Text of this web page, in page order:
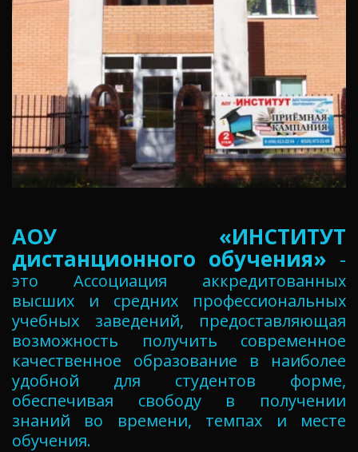
АОУ «ИНСТИТУТ
дистанционного обучения» -
это Ассоциация аккредитованных
высших и средних профессиональных
учебных заведений, предоставляющая
возможность получить современное
качественное образование в наиболее
удобной для студентов форме,
обеспечивая свободу в получении
знаний во времени, темпах и месте
обучения.